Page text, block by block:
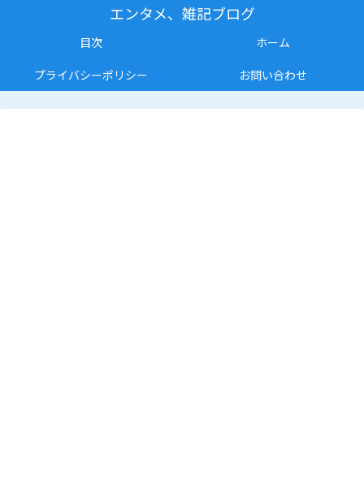
エンタメ、雑記ブログ
目次
ホーム
プライバシーポリシー
お問い合わせ